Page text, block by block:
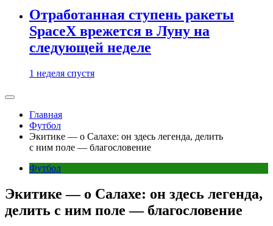
Отработанная ступень ракеты
SpaceX врежется в Луну на
следующей неделе
1 неделя спустя
Главная
Футбол
Экитике — о Салахе: он здесь легенда, делить
с ним поле — благословение
Футбол
Экитике — о Салахе: он здесь легенда,
делить с ним поле — благословение